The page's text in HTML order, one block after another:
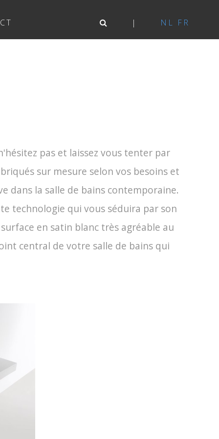
NL FR
pas et laissez vous tenter par
sur mesure selon vos besoins et
dans la salle de bains contemporaine.
technologie qui vous séduira par son
en satin blanc très agréable au
central de votre salle de bains qui